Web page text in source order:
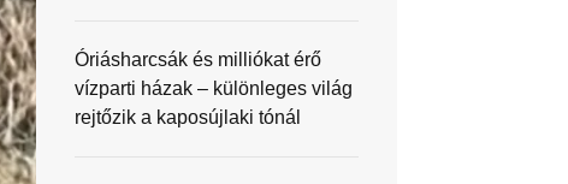
Óriásharcsák és milliókat érő
vízparti házak – különleges világ
rejtőzik a kaposújlaki tónál